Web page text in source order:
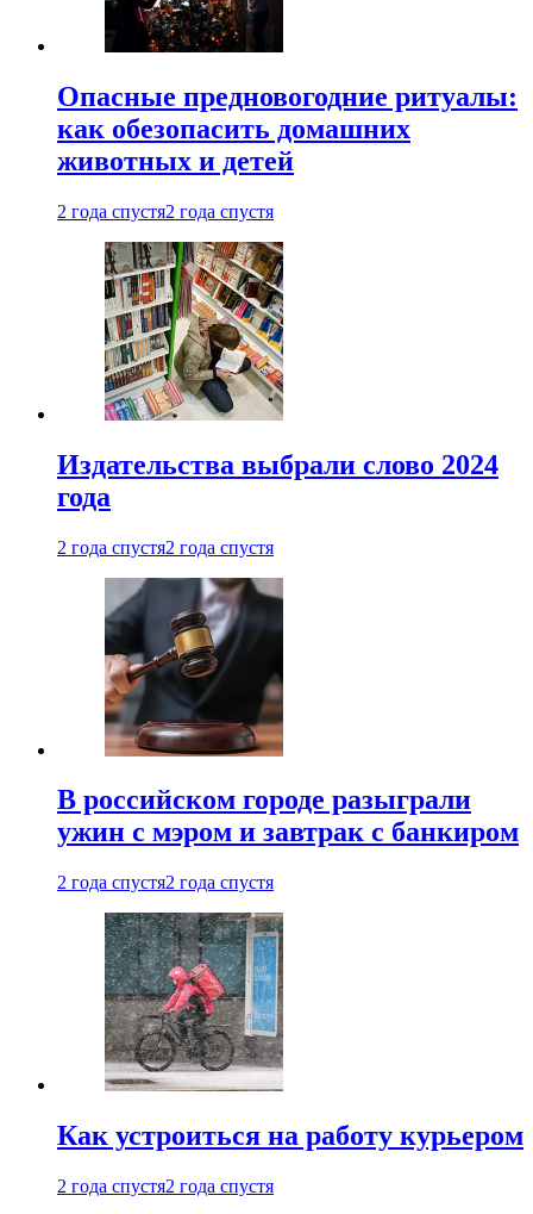
Опасные предновогодние ритуалы:
как обезопасить домашних
животных и детей
2 года спустя2 года спустя
Издательства выбрали слово 2024
года
2 года спустя2 года спустя
В российском городе разыграли
ужин с мэром и завтрак с банкиром
2 года спустя2 года спустя
Как устроиться на работу курьером
2 года спустя2 года спустя